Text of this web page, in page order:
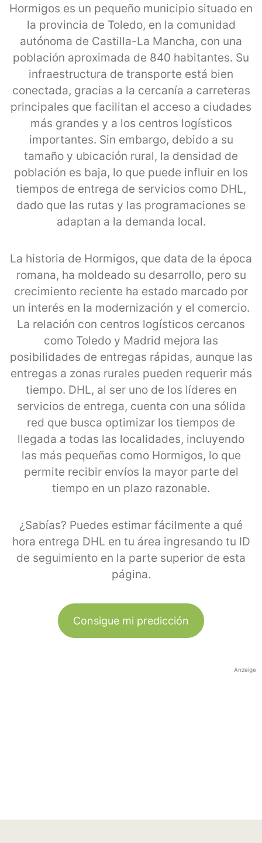
Hormigos es un pequeño municipio situado en
la provincia de Toledo, en la comunidad
autónoma de Castilla-La Mancha, con una
población aproximada de 840 habitantes. Su
infraestructura de transporte está bien
conectada, gracias a la cercanía a carreteras
principales que facilitan el acceso a ciudades
más grandes y a los centros logísticos
importantes. Sin embargo, debido a su
tamaño y ubicación rural, la densidad de
población es baja, lo que puede influir en los
tiempos de entrega de servicios como DHL,
dado que las rutas y las programaciones se
adaptan a la demanda local.
La historia de Hormigos, que data de la época
romana, ha moldeado su desarrollo, pero su
crecimiento reciente ha estado marcado por
un interés en la modernización y el comercio.
La relación con centros logísticos cercanos
como Toledo y Madrid mejora las
posibilidades de entregas rápidas, aunque las
entregas a zonas rurales pueden requerir más
tiempo. DHL, al ser uno de los líderes en
servicios de entrega, cuenta con una sólida
red que busca optimizar los tiempos de
llegada a todas las localidades, incluyendo
las más pequeñas como Hormigos, lo que
permite recibir envíos la mayor parte del
tiempo en un plazo razonable.
¿Sabías? Puedes estimar fácilmente a qué
hora entrega DHL en tu área ingresando tu ID
de seguimiento en la parte superior de esta
página.
Consigue mi predicción
Anzeige